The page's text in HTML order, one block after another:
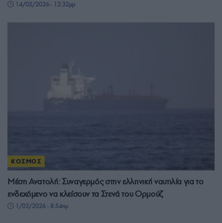
14/05/2026 - 12:32μμ
ΚΟΣΜΟΣ
Μέση Ανατολή: Συναγερμός στην ελληνική ναυτιλία για το
ενδεχόμενο να κλείσουν τα Στενά του Ορμούζ
1/03/2026 - 8:54πμ